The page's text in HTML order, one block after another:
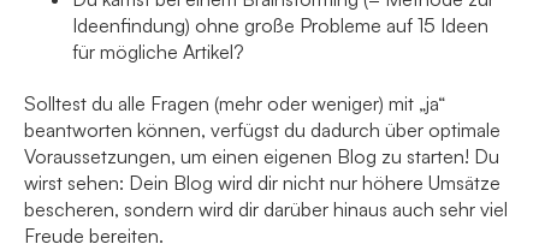
Ideenfindung) ohne große Probleme auf 15 Ideen
für mögliche Artikel?
Solltest du alle Fragen (mehr oder weniger) mit „ja“
beantworten können, verfügst du dadurch über optimale
Voraussetzungen, um einen eigenen Blog zu starten! Du
wirst sehen: Dein Blog wird dir nicht nur höhere Umsätze
bescheren, sondern wird dir darüber hinaus auch sehr viel
Freude bereiten.